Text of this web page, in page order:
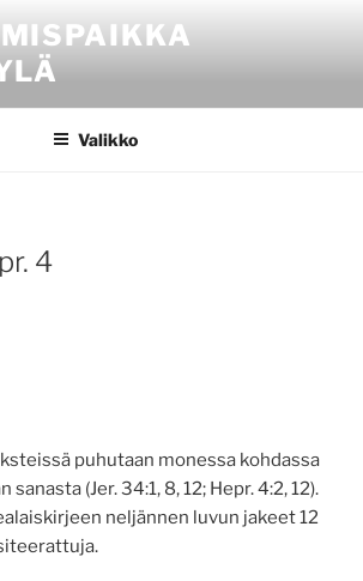
Valikko
4
puhutaan monessa kohdassa
sanasta (Jer. 34:1, 8, 12; Hepr. 4:2, 12).
neljännen luvun jakeet 12